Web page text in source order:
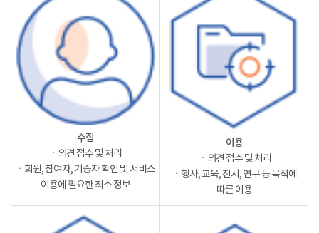
수집
ㆍ의견 접수 및 처리
ㆍ회원, 참여자, 기증자 확인 및 서비스
이용에 필요한 최소 정보
이용
ㆍ의견 접수 및 처리
ㆍ행사, 교육, 전시, 연구 등 목적에
따른 이용